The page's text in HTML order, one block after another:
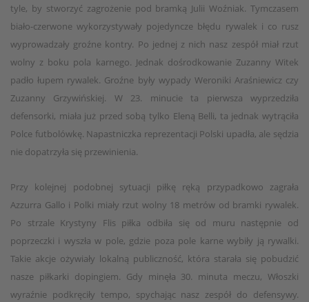
tyle, by stworzyć zagrożenie pod bramką Julii Woźniak. Tymczasem
biało-czerwone wykorzystywały pojedyncze błędu rywalek i co rusz
wyprowadzały groźne kontry. Po jednej z nich nasz zespół miał rzut
wolny z boku pola karnego. Jednak dośrodkowanie Zuzanny Witek
padło łupem rywalek. Groźne były wypady Weroniki Araśniewicz czy
Zuzanny Grzywińskiej. W 23. minucie ta pierwsza wyprzedziła
defensorki, miała już przed sobą tylko Eleną Belli, ta jednak wytrąciła
Polce futbolówkę. Napastniczka reprezentacji Polski upadła, ale sędzia
nie dopatrzyła się przewinienia.
Przy kolejnej podobnej sytuacji piłkę ręką przypadkowo zagrała
Azzurra Gallo i Polki miały rzut wolny 18 metrów od bramki rywalek.
Po strzale Krystyny Flis piłka odbiła się od muru następnie od
poprzeczki i wyszła w pole, gdzie poza pole karne wybiły ją rywalki.
Takie akcje ożywiały lokalną publiczność, która starała się pobudzić
nasze piłkarki dopingiem. Gdy minęła 30. minuta meczu, Włoszki
wyraźnie podkręciły tempo, spychając nasz zespół do defensywy.